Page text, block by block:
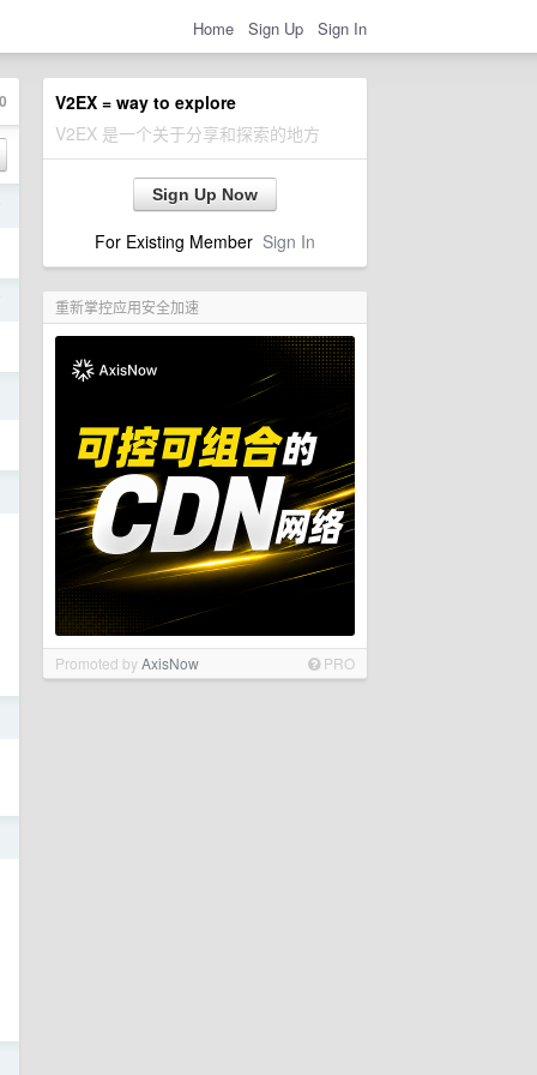
Home Sign Up Sign In
V2EX = way to explore
V2EX 是一个关于分享和探索的地方
Sign Up Now
For Existing Member Sign In
重新掌控应用安全加速
Promoted byAxisNow PRO